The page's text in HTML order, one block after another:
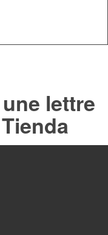
lettre